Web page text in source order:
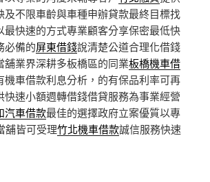
及不限車齡與車種申辦貸款最終目標找
最快速的方式專業顧客分享保密最低快
必備的屏東借錢說清楚公道合理化借錢
舖業界深耕多板橋區的同業板橋機車借
機車借款利息分析，的有保品利率可再
快速小額週轉借錢借貸服務為事業經營
汽車借款最佳的選擇政府立案優質以專
舖皆可受理竹北機車借款誠信服務快速